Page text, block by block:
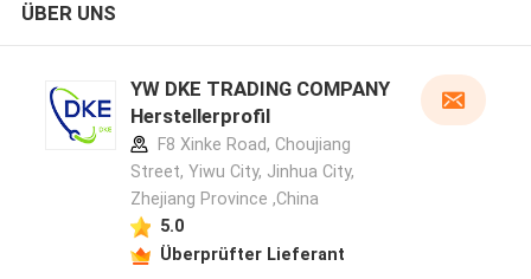
ÜBER UNS
YW DKE TRADING COMPANY
Herstellerprofil
F8 Xinke Road, Choujiang
Street, Yiwu City, Jinhua City,
Zhejiang Province ,China
5.0
Überprüfter Lieferant